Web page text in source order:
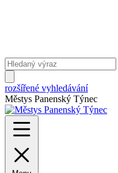
rozšířené vyhledávání
Městys Panenský Týnec